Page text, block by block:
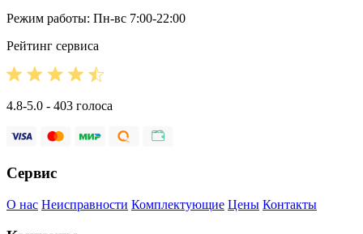
Режим работы: Пн-вс 7:00-22:00
Рейтинг сервиса
4.8-5.0 - 403 голоса
Сервис
О нас Неисправности Комплектующие Цены Контакты